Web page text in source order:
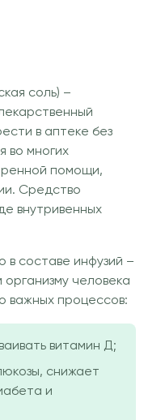
соль) –
в аптеке без
во многих
помощи,
Средство
внутривенных
составе инфузий –
человека
важных процессов:
витамин Д;
снижает
и